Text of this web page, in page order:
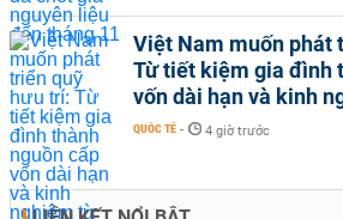
Việt Nam muốn phát
Từ tiết kiệm gia đình
vốn dài hạn và kinh
QUỐC TẾ - 4 giờ trước